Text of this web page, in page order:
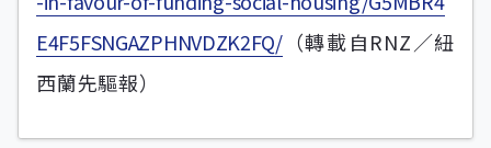
E4F5FSNGAZPHNVDZK2FQ/（轉載自RNZ／紐
西蘭先驅報）